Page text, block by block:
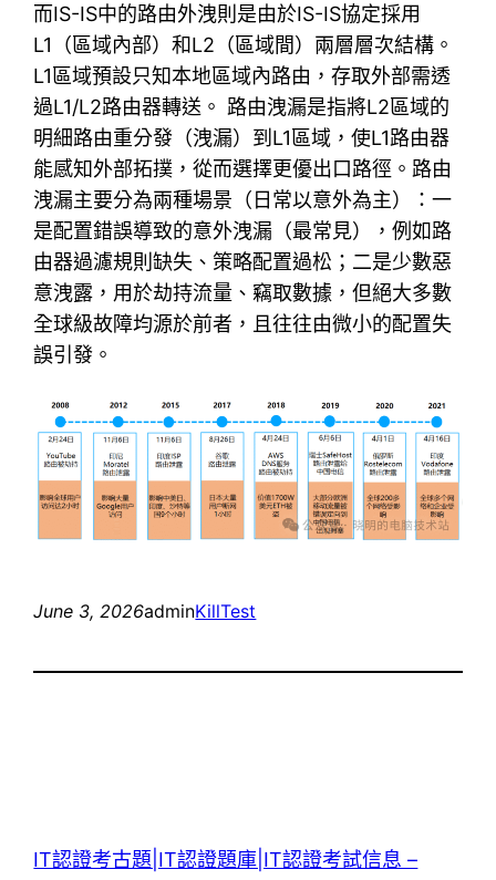
而IS-IS中的路由外洩則是由於IS-IS協定採用
L1（區域內部）和L2（區域間）兩層層次結構。
L1區域預設只知本地區域內路由，存取外部需透
過L1/L2路由器轉送。 ‌路由洩漏‌是指將L2區域的
明細路由‌重分發（洩漏）到L1區域‌，使L1路由器
能感知外部拓撲，從而選擇更優出口路徑‌。路由
洩漏主要分為兩種場景（日常以意外為主）：一
是配置錯誤導致的意外洩漏（最常見），例如路
由器過濾規則缺失、策略配置過松；二是少數惡
意洩露，用於劫持流量、竊取數據，但絕大多數
全球級故障均源於前者，且往往由微小的配置失
誤引發。
June 3, 2026adminKillTest
IT認證考古題|IT認證題庫|IT認證考試信息 –